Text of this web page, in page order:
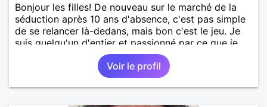
Bonjour les filles! De nouveau sur le marché de la
séduction après 10 ans d'absence, c'est pas simple
de se relancer là-dedans, mais bon c'est le jeu. Je
suis quelqu'un d'entier et passionné par ce que je
fais. Je suis propriétaire d'une belle ferme
pédagogique avec plein d'animaux. Vous l'avez
compris, ma passion, c'est la nature en général, les
animaux, les arbres, le jardinage, la créativité, le
Voir le profil